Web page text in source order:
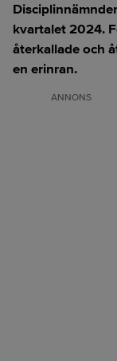
kvartalet 2024.
återkallade och
en erinran.
ANNONS